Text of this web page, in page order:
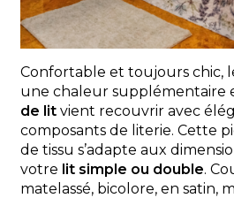
Confortable et toujours chic,
une chaleur supplémentaire
de lit vient recouvrir avec
composants de literie. Cette
de tissu s’adapte aux
votre lit simple ou double.
matelassé, bicolore, en satin,